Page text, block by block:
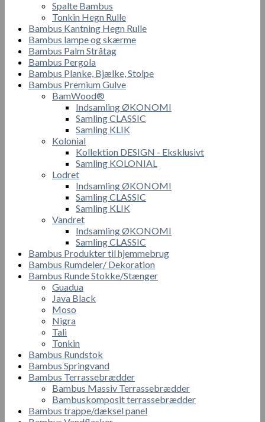
Spalte Bambus
Tonkin Hegn Rulle
Bambus Kantning Hegn Rulle
Bambus lampe og skærme
Bambus Palm Stråtag
Bambus Pergola
Bambus Planke, Bjælke, Stolpe
Bambus Premium Gulve
BamWood®
Indsamling ØKONOMI
Samling CLASSIC
Samling KLIK
Kolonial
Kollektion DESIGN - Eksklusivt
Samling KOLONIAL
Lodret
Indsamling ØKONOMI
Samling CLASSIC
Samling KLIK
Vandret
Indsamling ØKONOMI
Samling CLASSIC
Bambus Produkter til hjemmebrug
Bambus Rumdeler/ Dekoration
Bambus Runde Stokke/Stænger
Guadua
Java Black
Moso
Nigra
Tali
Tonkin
Bambus Rundstok
Bambus Springvand
Bambus Terrassebrædder
Bambus Massiv Terrassebrædder
Bambuskomposit terrassebrædder
Bambus trappe/dæksel panel